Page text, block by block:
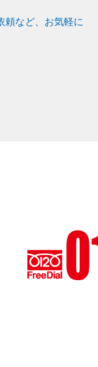
頼など、お気軽に